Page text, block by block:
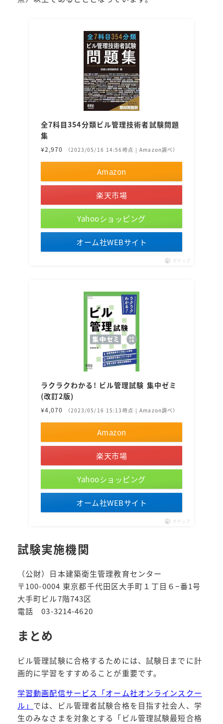
全7科目354分類ビル管理技術者試験問題
集
¥2,970 （2023/05/16 14:56時点 | Amazon調べ）
Amazon
楽天市場
Yahooショッピング
オーム社WEBサイト
ポチップ
ラクラクわかる! ビル管理試験 集中ゼミ
(改訂2版)
¥4,070 （2023/05/16 15:13時点 | Amazon調べ）
Amazon
楽天市場
Yahooショッピング
オーム社WEBサイト
ポチップ
試験実施機関
（公財）日本建築衛生管理教育センター
〒100-0004 東京都千代田区大手町１丁目６−番1号
大手町ビル7階743区
電話 03-3214-4620
まとめ
ビル管理試験に合格するためには、試験日までに計
画的に学習をすすめることが重要です。
学習動画配信サービス「オーム社オンラインスクー
ル」 では、ビル管理者試験合格を目指す社会人、学
生のみなさまを対象とする「ビル管理試験最短合格